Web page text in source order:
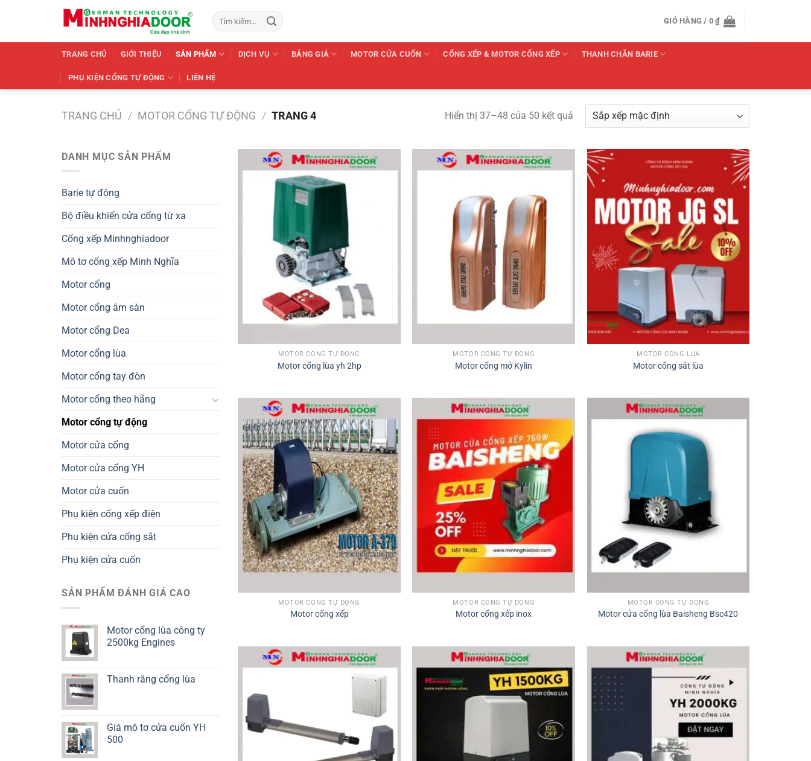
Tìm
kiếm:
GIỎ HÀNG / 0₫
TRANG CHỦ GIỚI THIỆU SẢN PHẨM DỊCH VỤ BẢNG GIÁ MOTOR CỬA CUỐN CỔNG XẾP & MOTOR CỔNG XẾP THANH CHẮN BARIE
PHỤ KIỆN CỔNG TỰ ĐỘNG LIÊN HỆ
TRANG CHỦ / MOTOR CỔNG TỰ ĐỘNG / TRANG 4 Hiển thị 37–48 của 50 kết quả
DANH MỤC SẢN PHẨM
Barie tự động
Bộ điều khiển cửa cổng từ xa
Cổng xếp Minhnghiadoor
Mô tơ cổng xếp Minh Nghĩa
Motor cổng
Motor cổng âm sàn
Motor cổng Dea
Motor cổng lùa
Motor cổng tay đòn
Motor cổng theo hãng
Motor cổng tự động
Motor cửa cổng
Motor cửa cổng YH
Motor cửa cuốn
Phụ kiện cổng xếp điện
Phụ kiện cửa cổng sắt
Phụ kiện cửa cuốn
SẢN PHẨM ĐÁNH GIÁ CAO
Motor cổng lùa công ty
2500kg Engines
Thanh răng cổng lùa
Giá mô tơ cửa cuốn YH
500
MOTOR CỔNG TỰ ĐỘNG
Motor cổng lùa yh 2hp
MOTOR CỔNG TỰ ĐỘNG
Motor cổng mở Kylin
MOTOR CỔNG LÙA
Motor cổng sắt lùa
MOTOR CỔNG TỰ ĐỘNG
Motor cổng xếp
MOTOR CỔNG TỰ ĐỘNG
Motor cổng xếp inox
MOTOR CỔNG TỰ ĐỘNG
Motor cửa cổng lùa Baisheng Bsc420